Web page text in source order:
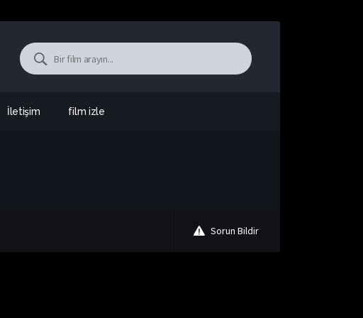
İletişim film izle
Sorun Bildir